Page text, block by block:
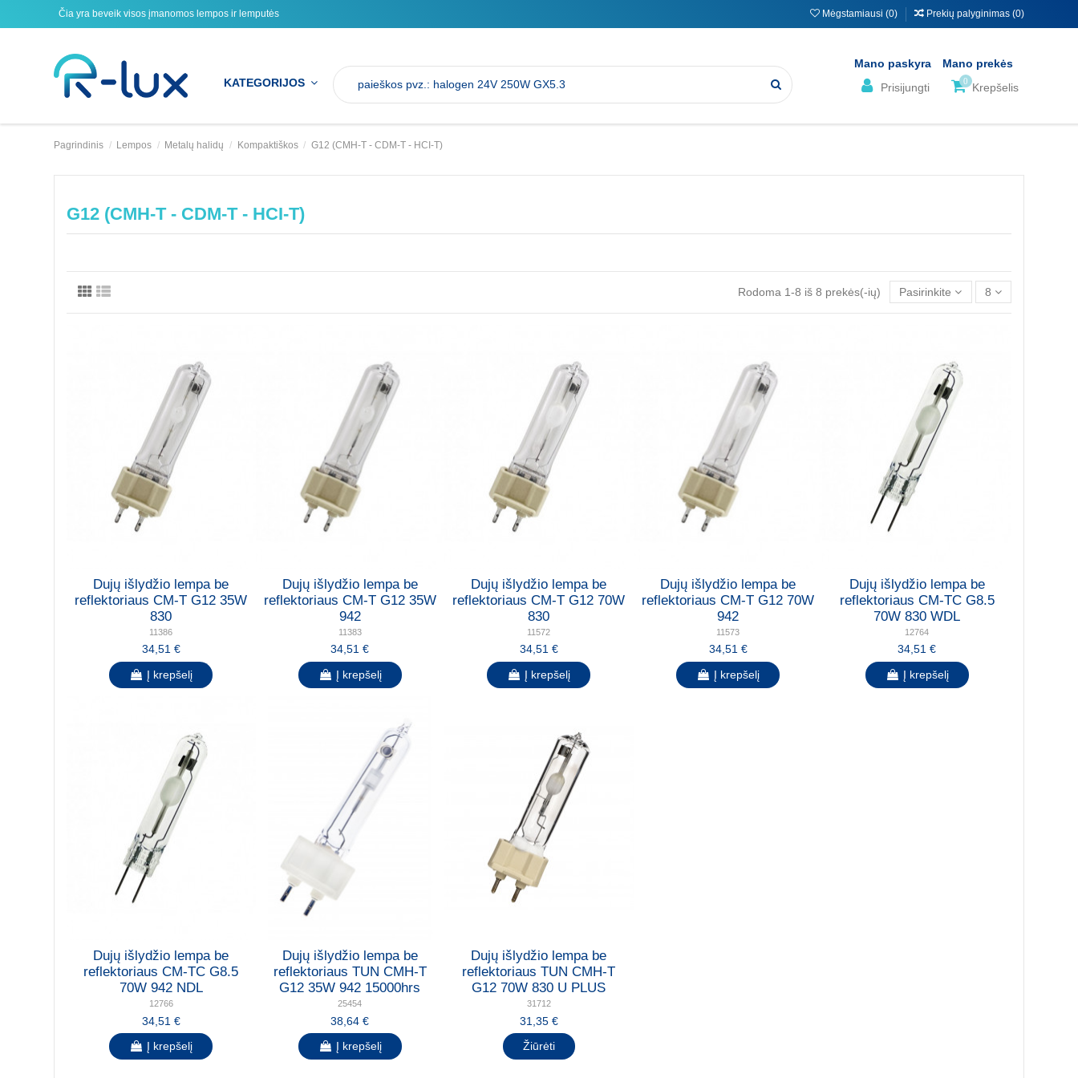
Čia yra beveik visos įmanomos lempos ir lemputės Mėgstamiausi (0) Prekių palyginimas (0)
KATEGORIJOS
Mano paskyra
Prisijungti
Mano prekės
0Krepšelis
Pagrindinis Lempos Metalų halidų Kompaktiškos G12 (CMH-T - CDM-T - HCI-T)
G12 (CMH-T - CDM-T - HCI-T)
Rodoma 1-8 iš 8 prekės(-ių) Pasirinkite 8
Dujų išlydžio lempa be
reflektoriaus CM-T G12 35W
830
11386
34,51 €
Į krepšelį
Dujų išlydžio lempa be
reflektoriaus CM-T G12 35W
942
11383
34,51 €
Į krepšelį
Dujų išlydžio lempa be
reflektoriaus CM-T G12 70W
830
11572
34,51 €
Į krepšelį
Dujų išlydžio lempa be
reflektoriaus CM-T G12 70W
942
11573
34,51 €
Į krepšelį
Dujų išlydžio lempa be
reflektoriaus CM-TC G8.5
70W 830 WDL
12764
34,51 €
Į krepšelį
Dujų išlydžio lempa be
reflektoriaus CM-TC G8.5
70W 942 NDL
12766
34,51 €
Į krepšelį
Dujų išlydžio lempa be
reflektoriaus TUN CMH-T
G12 35W 942 15000hrs
25454
38,64 €
Į krepšelį
Dujų išlydžio lempa be
reflektoriaus TUN CMH-T
G12 70W 830 U PLUS
31712
31,35 €
Žiūrėti